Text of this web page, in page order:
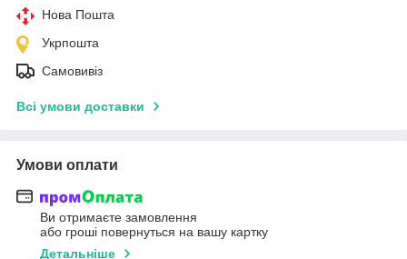
Нова Пошта
Укрпошта
Самовивіз
Всі умови доставки
Умови оплати
Ви отримаєте замовлення
або гроші повернуться на вашу картку
Детальніше